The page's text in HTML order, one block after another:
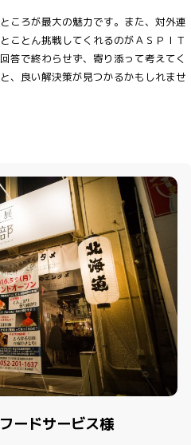
ころが最大の魅力です。また、対外連
ことん挑戦してくれるのがＡＳＰＩＴ
答で終わらせず、寄り添って考えてく
、良い解決策が見つかるかもしれませ
ードサービス様